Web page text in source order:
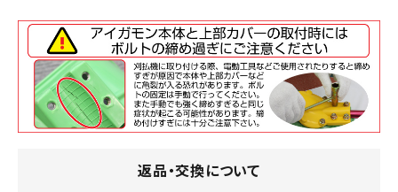
返品・交換について